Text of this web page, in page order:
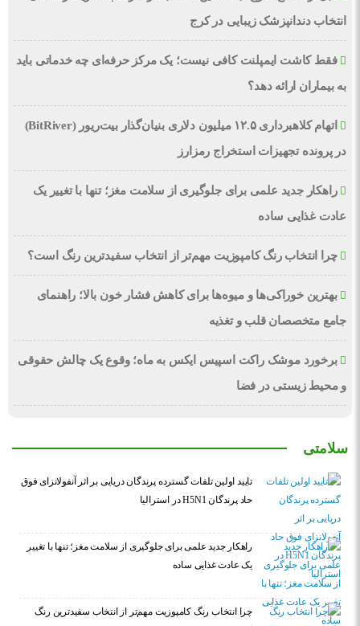
انتخاب دندانپزشک زیبایی در کرج
فقط کاشت ایمپلنت کافی نیست؛ یک مرکز حرفه‌ای چه خدماتی باید
به بیماران ارائه دهد؟
اتهام کلاهبرداری ۱۲.۵ میلیون دلاری بنیان‌گذار بیت‌ریور (BitRiver)
در پرونده تجهیزات استخراج رمزارز
راهکار جدید علمی برای جلوگیری از سلامت مغز؛ تنها با تغییر یک
عادت غذایی ساده
چرا انتخاب رنگ کامپوزیت مهم‌تر از انتخاب سفیدترین رنگ است؟
بهترین خوراکی‌ها و میوه‌ها برای کاهش فشار خون بالا؛ راهنمای
جامع متخصصان قلب و تغذیه
برخورد موشک راکت اسپیس ایکس به ماه؛ وقوع یک چالش حقوقی
و محیط زیستی در فضا
سلامتی
تایید اولین تلفات گسترده پرندگان دریایی بر اثر آنفولانزای فوق
حاد پرندگان H5N1 در استرالیا
راهکار جدید علمی برای جلوگیری از سلامت مغز؛ تنها با تغییر
یک عادت غذایی ساده
چرا انتخاب رنگ کامپوزیت مهم‌تر از انتخاب سفیدترین رنگ